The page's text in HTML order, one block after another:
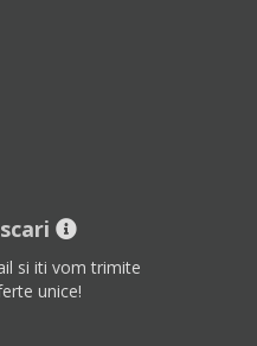
si iti vom trimite
unice!